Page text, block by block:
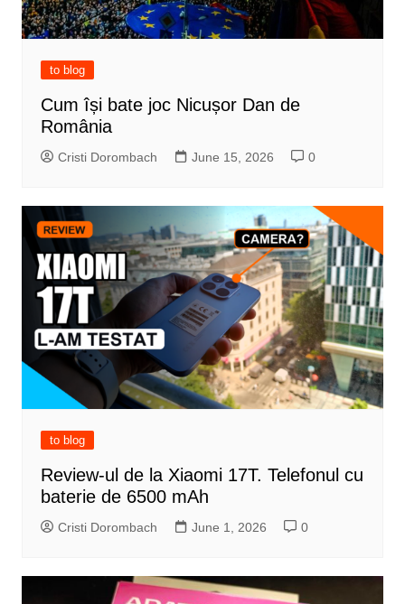
to blog
Cum își bate joc Nicușor Dan de
România
Cristi Dorombach June 15, 2026 0
to blog
Review-ul de la Xiaomi 17T. Telefonul cu
baterie de 6500 mAh
Cristi Dorombach June 1, 2026 0